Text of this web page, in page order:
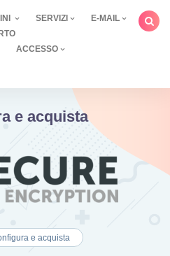
SERVIZI
E-MAIL
ACCESSO
e acquista
e acquista